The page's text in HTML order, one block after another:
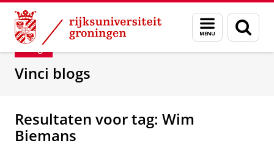
Skip
Content
Skip
Navigation
Menu
en
zoeken
Department of Innovation Management &
Blog
Vinci blogs
Resultaten voor tag: Wim
Biemans